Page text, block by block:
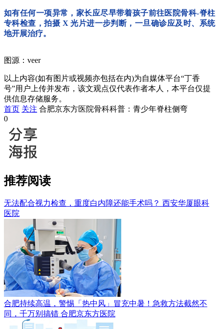
如有任何一项异常，家长应尽早带着孩子前往医院骨科-脊柱
专科检查，拍摄 X 光片进一步判断，一旦确诊应及时、系统
地开展治疗。
图源：veer
以上内容(如有图片或视频亦包括在内)为自媒体平台“丁香
号”用户上传并发布，该文观点仅代表作者本人，本平台仅提
供信息存储服务。
首页 关注 合肥京东方医院骨科科普：青少年脊柱侧弯
0
推荐阅读
无法配合视力检查，重度白内障还能手术吗？ 西安华厦眼科
医院
合肥持续高温，警惕「热中风」冒充中暑！急救方法截然不
同，千万别搞错 合肥京东方医院